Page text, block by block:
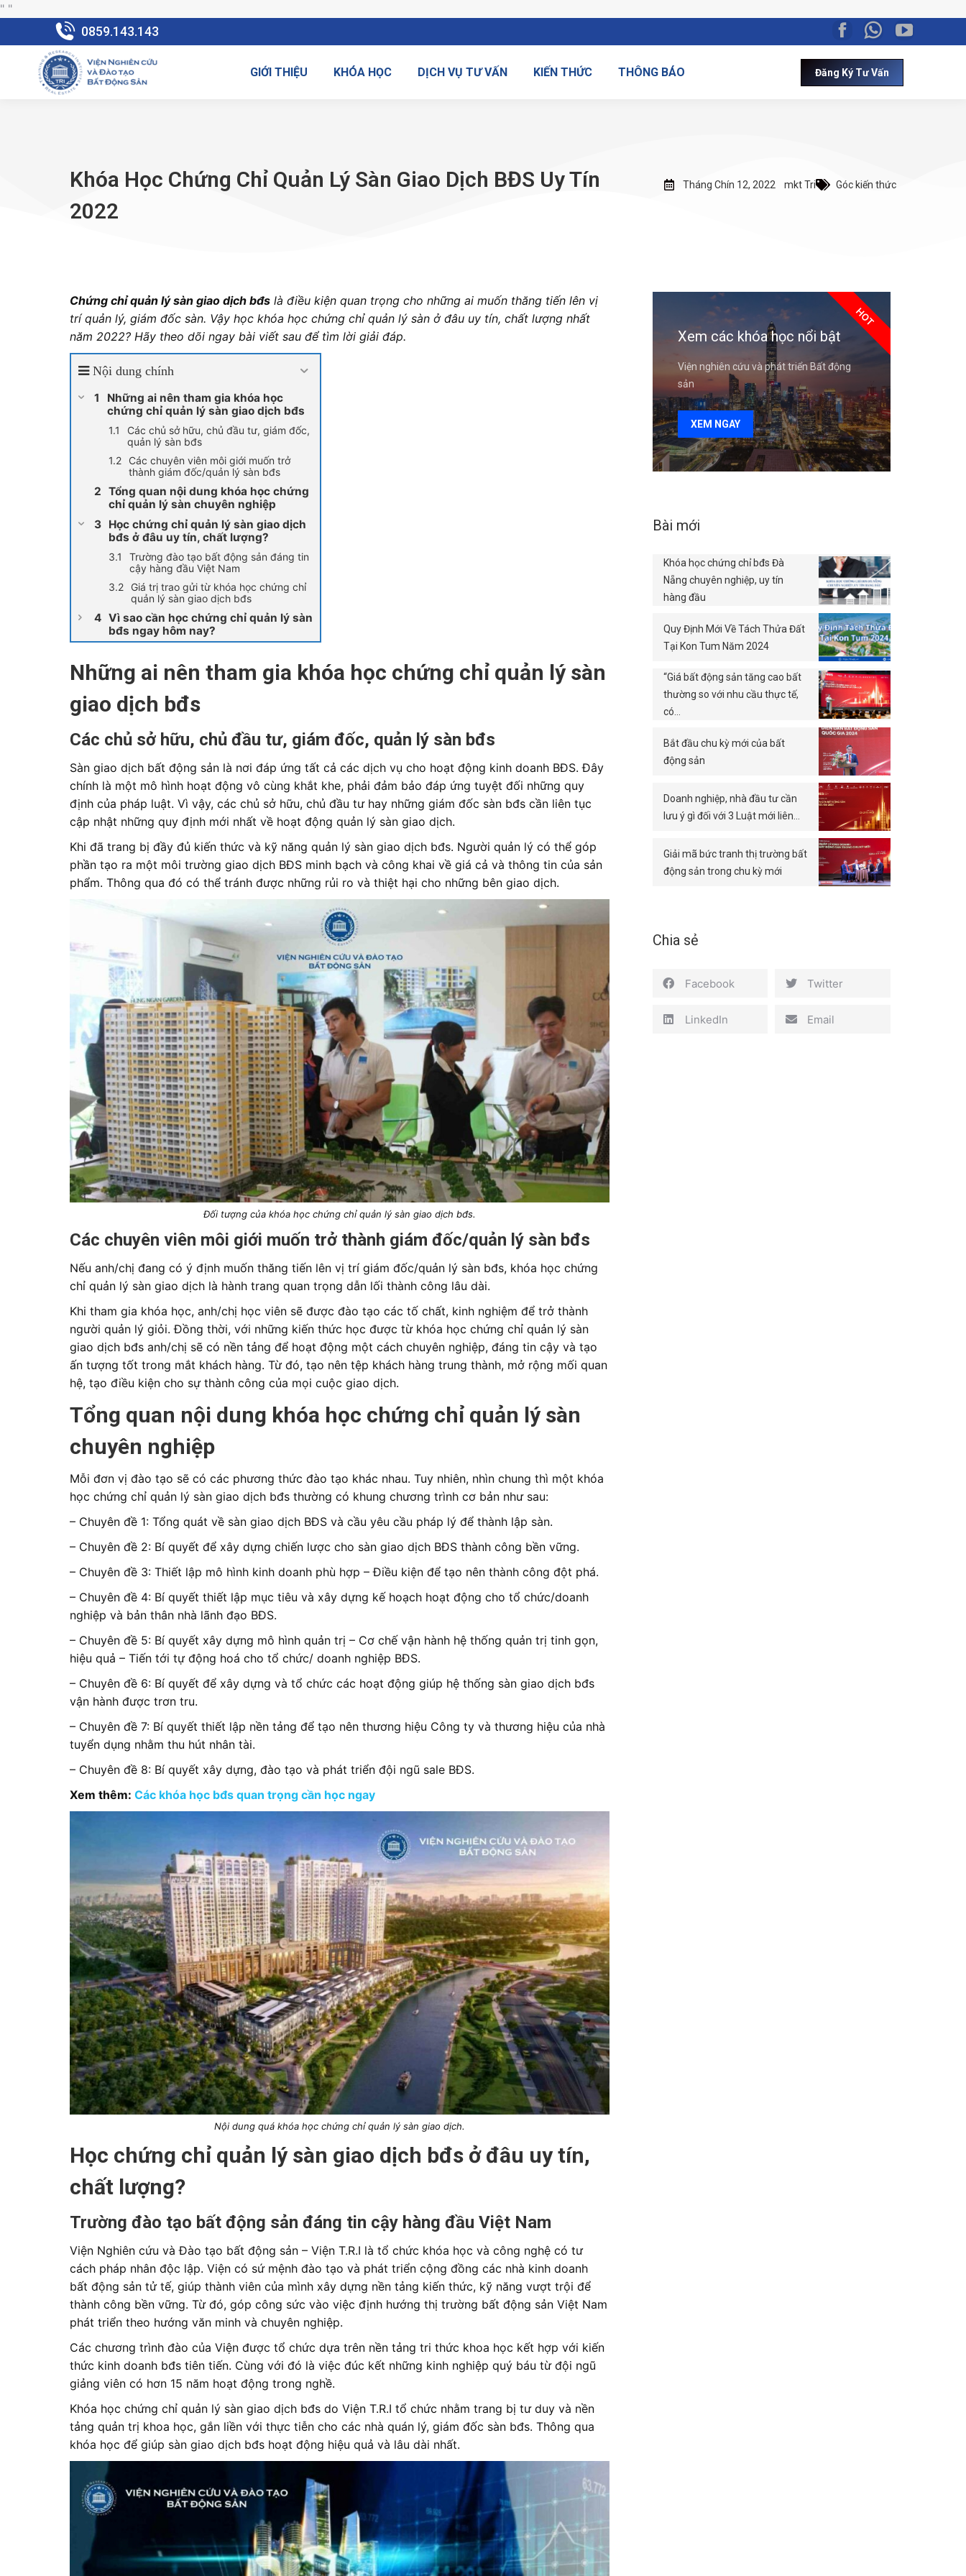
" "
0859.143.143
GIỚI THIỆU KHÓA HỌC DỊCH VỤ TƯ VẤN KIẾN THỨC THÔNG BÁO Đăng Ký Tư Vấn
Khóa Học Chứng Chỉ Quản Lý Sàn Giao Dịch BĐS Uy Tín
2022
Tháng Chín 12, 2022 mkt Tri Góc kiến thức
Chứng chỉ quản lý sàn giao dịch bđs là điều kiện quan trọng cho những ai muốn thăng tiến lên vị
trí quản lý, giám đốc sàn. Vậy học khóa học chứng chỉ quản lý sàn ở đâu uy tín, chất lượng nhất
năm 2022? Hãy theo dõi ngay bài viết sau để tìm lời giải đáp.
Nội dung chính
Những ai nên tham gia khóa học
chứng chỉ quản lý sàn giao dịch bđs
Các chủ sở hữu, chủ đầu tư, giám đốc,
quản lý sàn bđs
Các chuyên viên môi giới muốn trở
thành giám đốc/quản lý sàn bđs
Tổng quan nội dung khóa học chứng
chỉ quản lý sàn chuyên nghiệp
Học chứng chỉ quản lý sàn giao dịch
bđs ở đâu uy tín, chất lượng?
Trường đào tạo bất động sản đáng tin
cậy hàng đầu Việt Nam
Giá trị trao gửi từ khóa học chứng chỉ
quản lý sàn giao dịch bđs
Vì sao cần học chứng chỉ quản lý sàn
bđs ngay hôm nay?
Những ai nên tham gia khóa học chứng chỉ quản lý sàn
giao dịch bđs
Các chủ sở hữu, chủ đầu tư, giám đốc, quản lý sàn bđs
Sàn giao dịch bất động sản là nơi đáp ứng tất cả các dịch vụ cho hoạt động kinh doanh BĐS. Đây
chính là một mô hình hoạt động vô cùng khắt khe, phải đảm bảo đáp ứng tuyệt đối những quy
định của pháp luật. Vì vậy, các chủ sở hữu, chủ đầu tư hay những giám đốc sàn bđs cần liên tục
cập nhật những quy định mới nhất về hoạt động quản lý sàn giao dịch.
Khi đã trang bị đầy đủ kiến thức và kỹ năng quản lý sàn giao dịch bđs. Người quản lý có thể góp
phần tạo ra một môi trường giao dịch BĐS minh bạch và công khai về giá cả và thông tin của sản
phẩm. Thông qua đó có thể tránh được những rủi ro và thiệt hại cho những bên giao dịch.
Đối tượng của khóa học chứng chỉ quản lý sàn giao dịch bđs.
Các chuyên viên môi giới muốn trở thành giám đốc/quản lý sàn bđs
Nếu anh/chị đang có ý định muốn thăng tiến lên vị trí giám đốc/quản lý sàn bđs, khóa học chứng
chỉ quản lý sàn giao dịch là hành trang quan trọng dẫn lối thành công lâu dài.
Khi tham gia khóa học, anh/chị học viên sẽ được đào tạo các tố chất, kinh nghiệm để trở thành
người quản lý giỏi. Đồng thời, với những kiến thức học được từ khóa học chứng chỉ quản lý sàn
giao dịch bđs anh/chị sẽ có nền tảng để hoạt động một cách chuyên nghiệp, đáng tin cậy và tạo
ấn tượng tốt trong mắt khách hàng. Từ đó, tạo nên tệp khách hàng trung thành, mở rộng mối quan
hệ, tạo điều kiện cho sự thành công của mọi cuộc giao dịch.
Tổng quan nội dung khóa học chứng chỉ quản lý sàn
chuyên nghiệp
Mỗi đơn vị đào tạo sẽ có các phương thức đào tạo khác nhau. Tuy nhiên, nhìn chung thì một khóa
học chứng chỉ quản lý sàn giao dịch bđs thường có khung chương trình cơ bản như sau:
– Chuyên đề 1: Tổng quát về sàn giao dịch BĐS và cầu yêu cầu pháp lý để thành lập sàn.
– Chuyên đề 2: Bí quyết để xây dựng chiến lược cho sàn giao dịch BĐS thành công bền vững.
– Chuyên đề 3: Thiết lập mô hình kinh doanh phù hợp – Điều kiện để tạo nên thành công đột phá.
– Chuyên đề 4: Bí quyết thiết lập mục tiêu và xây dựng kế hoạch hoạt động cho tổ chức/doanh
nghiệp và bản thân nhà lãnh đạo BĐS.
– Chuyên đề 5: Bí quyết xây dựng mô hình quản trị – Cơ chế vận hành hệ thống quản trị tinh gọn,
hiệu quả – Tiến tới tự động hoá cho tổ chức/ doanh nghiệp BĐS.
– Chuyên đề 6: Bí quyết để xây dựng và tổ chức các hoạt động giúp hệ thống sàn giao dịch bđs
vận hành được trơn tru.
– Chuyên đề 7: Bí quyết thiết lập nền tảng để tạo nên thương hiệu Công ty và thương hiệu của nhà
tuyển dụng nhằm thu hút nhân tài.
– Chuyên đề 8: Bí quyết xây dựng, đào tạo và phát triển đội ngũ sale BĐS.
Xem thêm:Các khóa học bđs quan trọng cần học ngay
Nội dung quá khóa học chứng chỉ quản lý sàn giao dịch.
Học chứng chỉ quản lý sàn giao dịch bđs ở đâu uy tín,
chất lượng?
Trường đào tạo bất động sản đáng tin cậy hàng đầu Việt Nam
Viện Nghiên cứu và Đào tạo bất động sản – Viện T.R.I là tổ chức khóa học và công nghệ có tư
cách pháp nhân độc lập. Viện có sứ mệnh đào tạo và phát triển cộng đồng các nhà kinh doanh
bất động sản tử tế, giúp thành viên của mình xây dựng nền tảng kiến thức, kỹ năng vượt trội để
thành công bền vững. Từ đó, góp công sức vào việc định hướng thị trường bất động sản Việt Nam
phát triển theo hướng văn minh và chuyên nghiệp.
Các chương trình đào của Viện được tổ chức dựa trên nền tảng tri thức khoa học kết hợp với kiến
thức kinh doanh bđs tiên tiến. Cùng với đó là việc đúc kết những kinh nghiệp quý báu từ đội ngũ
giảng viên có hơn 15 năm hoạt động trong nghề.
Khóa học chứng chỉ quản lý sàn giao dịch bđs do Viện T.R.I tổ chức nhằm trang bị tư duy và nền
tảng quản trị khoa học, gắn liền với thực tiễn cho các nhà quán lý, giám đốc sàn bđs. Thông qua
khóa học để giúp sàn giao dịch bđs hoạt động hiệu quả và lâu dài nhất.
Xem các khóa học nổi bật
Viện nghiên cứu và phát triển Bất động
sản
XEM NGAY
HOT
Bài mới
Khóa học chứng chỉ bđs Đà
Nẵng chuyên nghiệp, uy tín
hàng đầu
Quy Định Mới Về Tách Thửa Đất
Tại Kon Tum Năm 2024
“Giá bất động sản tăng cao bất
thường so với nhu cầu thực tế,
có…
Bắt đầu chu kỳ mới của bất
động sản
Doanh nghiệp, nhà đầu tư cần
lưu ý gì đối với 3 Luật mới liên…
Giải mã bức tranh thị trường bất
động sản trong chu kỳ mới
Chia sẻ
Facebook Twitter
LinkedIn Email